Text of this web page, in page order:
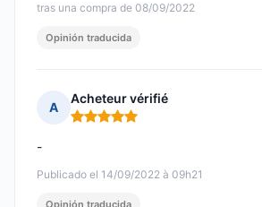
tras una compra de 08/09/2022
Opinión traducida
A
Acheteur vérifié
Nota: 5 de 5
Publicado el 14/09/2022 à 09h21
-
Opinión traducida